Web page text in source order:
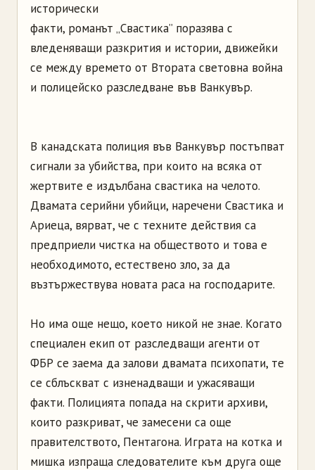
исторически
факти, романът „Свастика” поразява с
вледеняващи разкрития и истории, движейки
се между времето от Втората световна война
и полицейско разследване във Ванкувър.
В канадската полиция във Ванкувър постъпват
сигнали за убийства, при които на всяка от
жертвите е издълбана свастика на челото.
Двамата серийни убийци, наречени Свастика и
Ариеца, вярват, че с техните действия са
предприели чистка на обществото и това е
необходимото, естествено зло, за да
възтържествува новата раса на господарите.
Но има още нещо, което никой не знае. Когато
специален екип от разследващи агенти от
ФБР се заема да залови двамата психопати, те
се сблъскват с изненадващи и ужасяващи
факти. Полицията попада на скрити архиви,
които разкриват, че замесени са още
правителството, Пентагона. Играта на котка и
мишка изпраща следователите към друга още